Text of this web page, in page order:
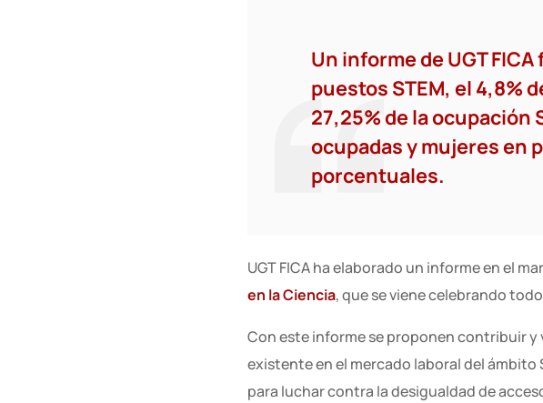
Un informe de UGT
puestos STEM, el 4,8%
27,25% de la ocupación
ocupadas y mujeres en
porcentuales.
UGT FICA ha elaborado un informe en el
en la Ciencia, que se viene celebrando
Con este informe se proponen contribuir
existente en el mercado laboral del ámbito
para luchar contra la desigualdad de